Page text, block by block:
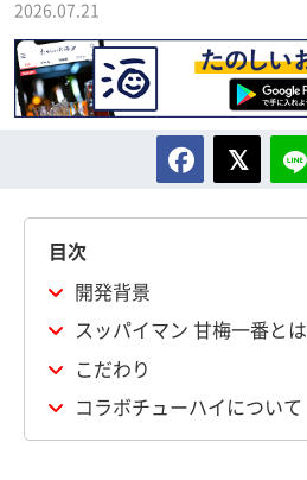
2026.07.21
目次
開発背景
スッパイマン 甘梅一番とは
こだわり
コラボチューハイについて